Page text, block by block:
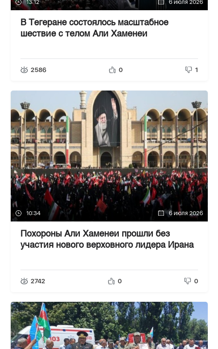
13:12 6 июля 2026
В Тегеране состоялось масштабное
шествие с телом Али Хаменеи
2586 0 1
10:34 6 июля 2026
Похороны Али Хаменеи прошли без
участия нового верховного лидера Ирана
2742 0 0